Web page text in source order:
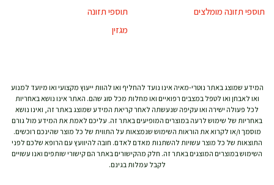
תוספי תזונה מומלצים
תוספי תזונה
מגזין
המידע שמוצג באתר נוטרי-מאיה אינו נועד להחליף ואו להוות ייעוץ מקצועי ואו מיועד למנוע
ואו לאבחן ואו לטפל במצבים רפואיים ואו מחלות מכל סוג שהם. האתר אינו נושא באחריות
לכל פעולה ישירה ואו עקיפה שנעשתה לאחר קריאת המידע שמוצג באתר זה, ואינו נושא
באחריות של שימוש לרעה במוצרים המופיעים באתר זה. עליכם לאמת את המידע מול גורם
מוסמך ו/או לקרוא את הוראות השימוש שנמצאות על התווית של כל מוצר שהינכם רוכשים.
התוצאות של כל מוצר עשויות להשתנות מאדם לאדם. חובה להיוועץ עם הרופא שלכם לפני
השימוש במוצרים המוצגים באתר זה. חלק מהקישורים באתר הם קישורי שותפים ואנו עשויים
לקבל עמלות בגינם.